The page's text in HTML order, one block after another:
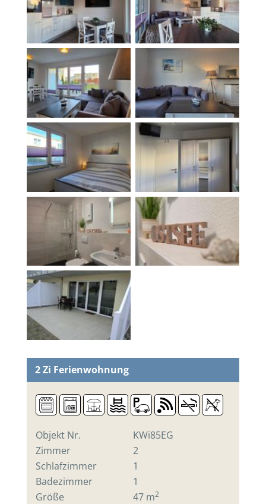
2 Zi Ferienwohnung
Objekt Nr.
KWi85EG
Zimmer
2
Schlafzimmer
1
Badezimmer
1
Größe
47 m2